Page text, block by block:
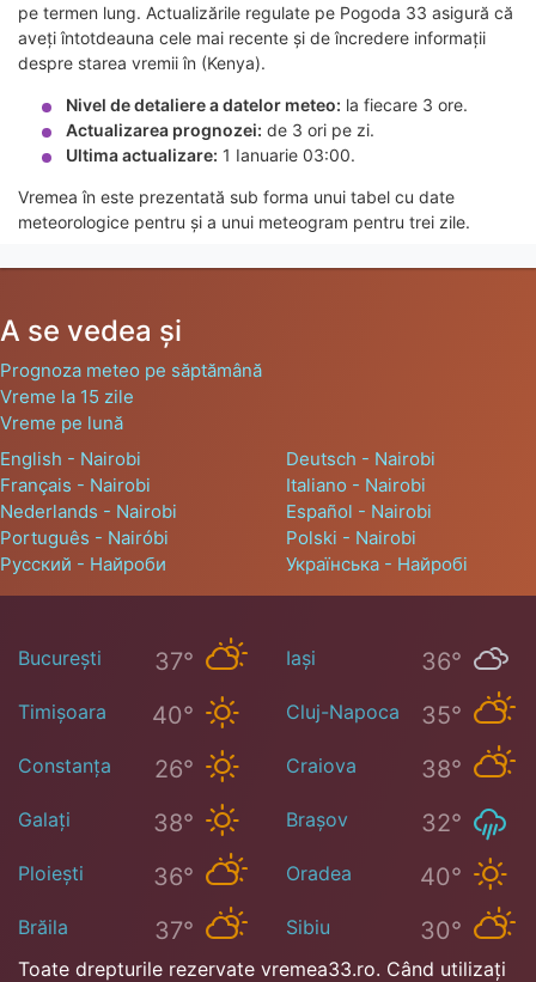
pe termen lung. Actualizările regulate pe Pogoda 33 asigură că
aveți întotdeauna cele mai recente și de încredere informații
despre starea vremii în (Kenya).
Nivel de detaliere a datelor meteo: la fiecare 3 ore.
Actualizarea prognozei: de 3 ori pe zi.
Ultima actualizare: 1 Ianuarie 03:00.
Vremea în este prezentată sub forma unui tabel cu date
meteorologice pentru și a unui meteogram pentru trei zile.
A se vedea și
Prognoza meteo pe săptămână
Vreme la 15 zile
Vreme pe lună
English - Nairobi
Deutsch - Nairobi
Français - Nairobi
Italiano - Nairobi
Nederlands - Nairobi
Español - Nairobi
Português - Nairóbi
Polski - Nairobi
Русский - Найроби
Українська - Найробі
București 37° Iași 36°
Timișoara 40° Cluj-Napoca 35°
Constanța 26° Craiova 38°
Galați 38° Brașov 32°
Ploiești 36° Oradea 40°
Brăila 37° Sibiu 30°
Toate drepturile rezervate vremea33.ro. Când utilizați